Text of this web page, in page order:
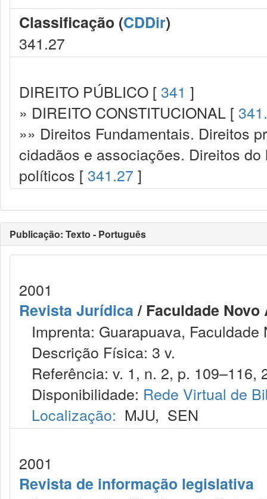
Classificação (CDDir)
341.27
DIREITO PÚBLICO [ 341 ]
» DIREITO CONSTITUCIONAL [
»» Direitos Fundamentais. Direitos
cidadãos e associações. Direitos
políticos [ 341.27 ]
Publicação: Texto - Português
2001
Revista Jurídica/ Faculdade Novo
Imprenta: Guarapuava,
Descrição Física: 3 v.
Referência: v. 1, n. 2, p. 109–116,
Disponibilidade: Rede Virtual de
Localização: MJU, SEN
2001
Revista de informação legislativa